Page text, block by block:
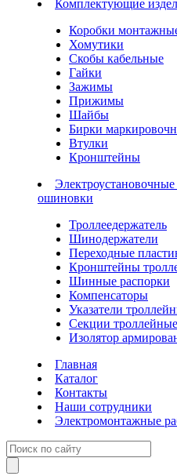
Комплектующие
Коробки
Хомутики
Скобы кабельные
Гайки
Зажимы
Прижимы
Шайбы
Бирки
Втулки
Кронштейны
ошиновки
Троллеедержатель
Шинодержатели
Переходные
Кронштейны
Шинные распорки
Компенсаторы
Указатели
Секции троллейные
Изолятор
Главная
Каталог
Контакты
Наши сотрудники
Электромонтажные